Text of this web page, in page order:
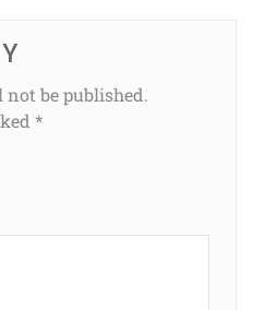
be published.
*